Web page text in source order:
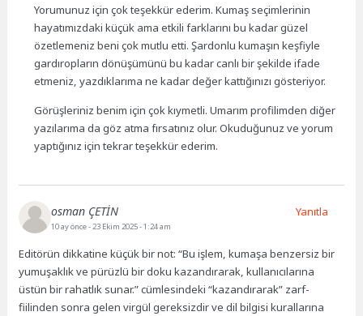
Yorumunuz için çok teşekkür ederim. Kumaş seçimlerinin
hayatımızdaki küçük ama etkili farklarını bu kadar güzel
özetlemeniz beni çok mutlu etti. Şardonlu kumaşın keşfiyle
gardıropların dönüşümünü bu kadar canlı bir şekilde ifade
etmeniz, yazdıklarıma ne kadar değer kattığınızı gösteriyor.
Görüşleriniz benim için çok kıymetli. Umarım profilimden diğer
yazılarıma da göz atma fırsatınız olur. Okuduğunuz ve yorum
yaptığınız için tekrar teşekkür ederim.
osman ÇETİN
10 ay önce- 23 Ekim 2025 - 1:24 am
Editörün dikkatine küçük bir not: “Bu işlem, kumaşa benzersiz bir
yumuşaklık ve pürüzlü bir doku kazandırarak, kullanıcılarına
üstün bir rahatlık sunar.” cümlesindeki “kazandırarak” zarf-
fiilinden sonra gelen virgül gereksizdir ve dil bilgisi kurallarına
Yanıtla